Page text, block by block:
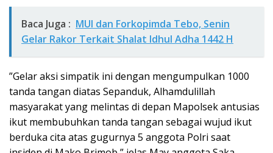
Baca Juga : MUI dan Forkopimda Tebo, Senin
Gelar Rakor Terkait Shalat Idhul Adha 1442 H
”Gelar aksi simpatik ini dengan mengumpulkan 1000
tanda tangan diatas Sepanduk, Alhamdulillah
masyarakat yang melintas di depan Mapolsek antusias
ikut membubuhkan tanda tangan sebagai wujud ikut
berduka cita atas gugurnya 5 anggota Polri saat